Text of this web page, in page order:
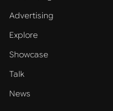
Advertising
Explore
Showcase
Talk
News